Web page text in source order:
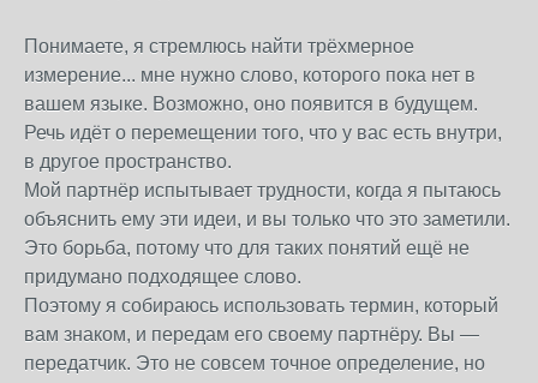
Понимаете, я стремлюсь найти трёхмерное
измерение... мне нужно слово, которого пока нет в
вашем языке. Возможно, оно появится в будущем.
Речь идёт о перемещении того, что у вас есть внутри,
в другое пространство.
Мой партнёр испытывает трудности, когда я пытаюсь
объяснить ему эти идеи, и вы только что это заметили.
Это борьба, потому что для таких понятий ещё не
придумано подходящее слово.
Поэтому я собираюсь использовать термин, который
вам знаком, и передам его своему партнёру. Вы —
передатчик. Это не совсем точное определение, но